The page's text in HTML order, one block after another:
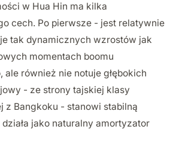
w Hua Hin ma kilka
cech. Po pierwsze - jest relatywnie
tak dynamicznych wzrostów jak
momentach boomu
ale również nie notuje głębokich
- ze strony tajskiej klasy
z Bangkoku - stanowi stabilną
jako naturalny amortyzator